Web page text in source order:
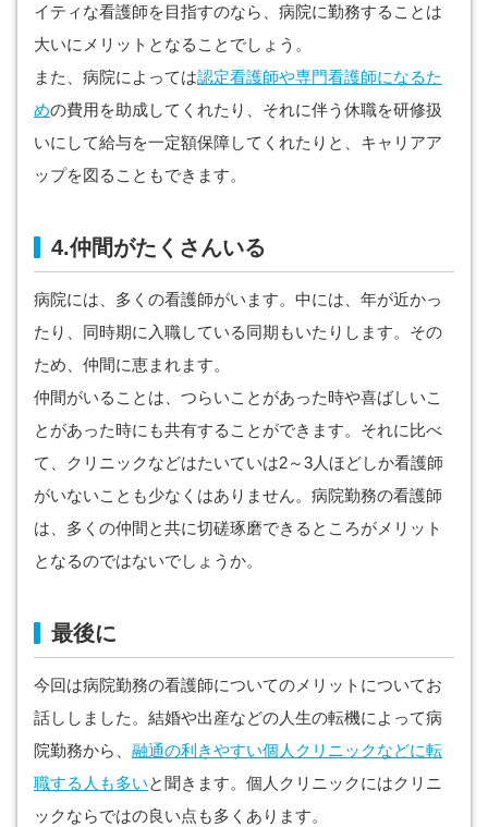
イティな看護師を目指すのなら、病院に勤務することは
大いにメリットとなることでしょう。
また、病院によっては認定看護師や専門看護師になるた
めの費用を助成してくれたり、それに伴う休職を研修扱
いにして給与を一定額保障してくれたりと、キャリアア
ップを図ることもできます。
4.仲間がたくさんいる
病院には、多くの看護師がいます。中には、年が近かっ
たり、同時期に入職している同期もいたりします。その
ため、仲間に恵まれます。
仲間がいることは、つらいことがあった時や喜ばしいこ
とがあった時にも共有することができます。それに比べ
て、クリニックなどはたいていは2～3人ほどしか看護師
がいないことも少なくはありません。病院勤務の看護師
は、多くの仲間と共に切磋琢磨できるところがメリット
となるのではないでしょうか。
最後に
今回は病院勤務の看護師についてのメリットについてお
話ししました。結婚や出産などの人生の転機によって病
院勤務から、 融通の利きやすい個人クリニックなどに転
職する人も多いと聞きます。個人クリニックにはクリニ
ックならではの良い点も多くあります。